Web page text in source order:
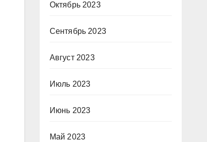
Октябрь 2023
Сентябрь 2023
Август 2023
Июль 2023
Июнь 2023
Май 2023